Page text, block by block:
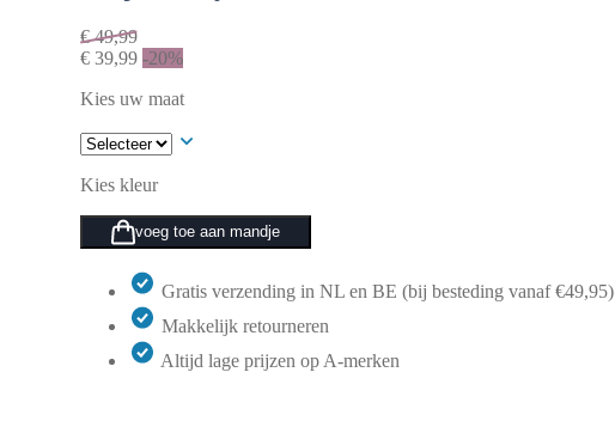
€49,99
€39,99 -20%
Kies uw maat
Kies kleur
voeg toe aan mandje
Gratis verzending in NL en BE (bij besteding vanaf €49,95)
Makkelijk retourneren
Altijd lage prijzen op A-merken